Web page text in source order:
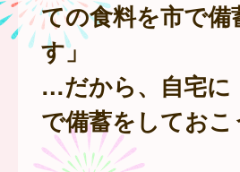
ての食料を市で
す」
…だから、自宅に
で備蓄をしてお